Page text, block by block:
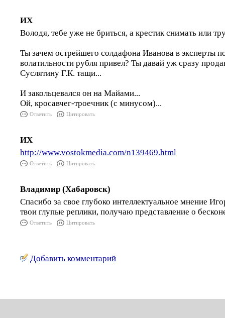
ИХ
Володя, тебе уже не бриться, а крестик снимать или
Ты зачем острейшего солдафона Иванова в эксперты
волатильности рубля привел? Ты давай уж сразу
Суслятину Г.К. тащи...
И закольцевался он на Майами...
Ой, кросавчег-троечник (с минусом)...
Ответить Цитировать
ИХ
http://www.vostokmedia.com/n139469.html
Ответить Цитировать
Владимир (Хабаровск)
Спасибо за свое глубоко интеллектуальное мнение
твои глупые реплики, получаю представление о
Ответить Цитировать
Добавить комментарий